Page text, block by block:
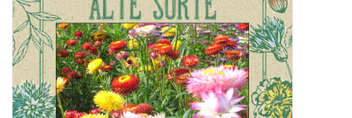
Geschenkideen
Katalog